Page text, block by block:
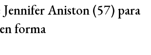
Aniston (57) para
forma